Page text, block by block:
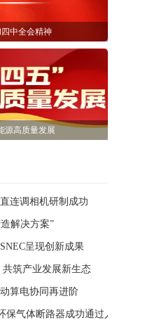
中全会精神
源高质量发展
连调相机研制成功
解决方案”
呈现创新成果
筑产业发展新生态
算电协同再进阶
保气体断路器成功通过人工短路试验